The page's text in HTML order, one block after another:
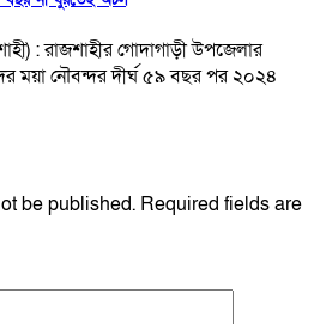
: রাজশাহীর গোদাগাড়ী উপজেলার
ময়া নৌবন্দর দীর্ঘ ৫৯ বছর পর ২০২৪
be published. Required fields are